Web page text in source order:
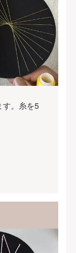
す。糸を5